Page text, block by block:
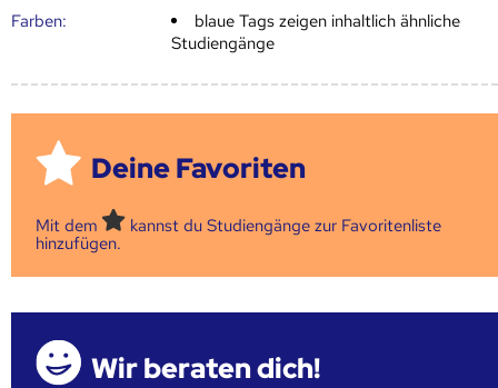
Farben:
blaue Tags zeigen inhaltlich ähnliche
Studiengänge
Deine Favoriten
Mit dem
kannst du Studiengänge zur Favoritenliste
hinzufügen.
Wir beraten dich!